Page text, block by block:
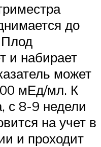
до
и набирает
может
мЕд/мл. К
с 8-9 недели
на учет в
и проходит